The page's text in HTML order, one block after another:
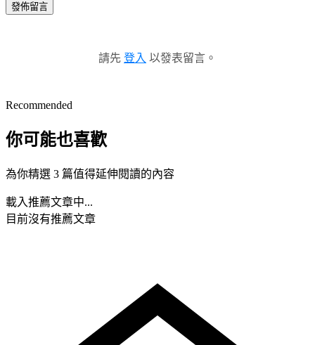
發佈留言
請先 登入 以發表留言。
Recommended
你可能也喜歡
為你精選 3 篇值得延伸閱讀的內容
載入推薦文章中...
目前沒有推薦文章